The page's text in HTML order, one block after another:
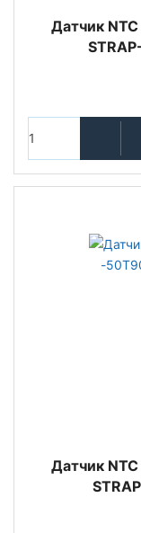
Датчик
Датчик